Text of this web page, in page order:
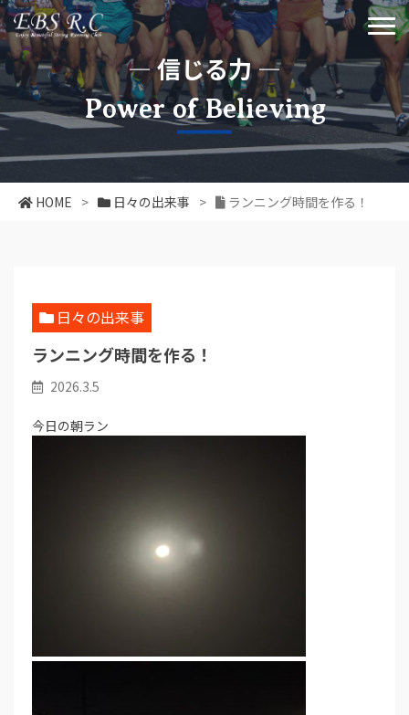
― 信じる力 ―
Power of Believing
HOME > 日々の出来事 > ランニング時間を作る！
日々の出来事
ランニング時間を作る！
2026.3.5
今日の朝ラン